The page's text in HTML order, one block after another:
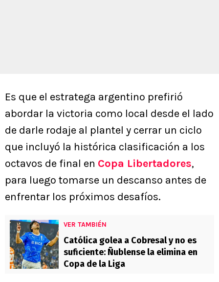
Es que el estratega argentino prefirió
abordar la victoria como local desde el lado
de darle rodaje al plantel y cerrar un ciclo
que incluyó la histórica clasificación a los
octavos de final en Copa Libertadores,
para luego tomarse un descanso antes de
enfrentar los próximos desafíos.
VER TAMBIÉN
Católica golea a Cobresal y no es
suficiente: Ñublense la elimina en
Copa de la Liga